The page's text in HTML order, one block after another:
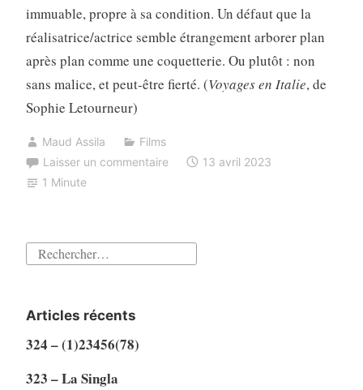
immuable, propre à sa condition. Un défaut que la
réalisatrice/actrice semble étrangement arborer plan
après plan comme une coquetterie. Ou plutôt : non
sans malice, et peut-être fierté. (Voyages en Italie, de
Sophie Letourneur)
Maud Assila
Films
Laisser un commentaire
13 avril 2023
1 Minute
Rechercher :
Articles récents
324 – (1)23456(78)
323 – La Singla